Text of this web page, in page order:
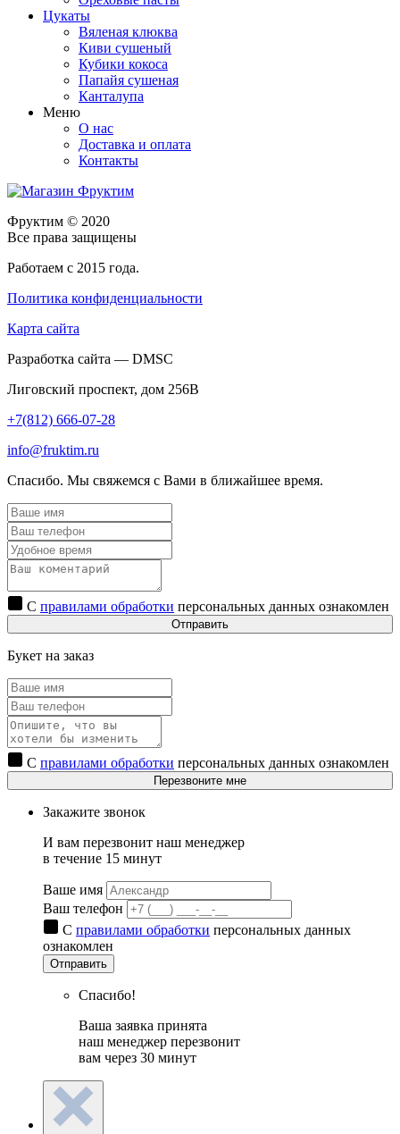
Цукаты
Вяленая клюква
Киви сушеный
Кубики кокоса
Папайя сушеная
Канталупа
Меню
О нас
Доставка и оплата
Контакты
Фруктим © 2020
Все права защищены
Работаем с 2015 года.
Политика конфиденциальности
Карта сайта
Разработка сайта — DMSC
Лиговский проспект, дом 256В
+7(812) 666-07-28
info@fruktim.ru
Спасибо. Мы свяжемся с Вами в ближайшее время.
С правилами обработки персональных данных ознакомлен
Отправить
Букет на заказ
С правилами обработки персональных данных ознакомлен
Перезвоните мне
Закажите звонок
И вам перезвонит наш менеджер
в течение 15 минут
Ваше имя
Ваш телефон
С правилами обработки персональных данных
ознакомлен
Отправить
Спасибо!
Ваша заявка принята
наш менеджер перезвонит
вам через 30 минут